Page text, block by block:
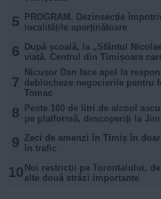
5
PROGRAM. Dezinsecție
localitățile aparținătoare
6
După școală, la „Sfântul
viață. Centrul din Timișoara
7
Nicușor Dan face apel la
deblocheze negocierile pentru
Tomac
8
Peste 100 de litri de alcool
pe platformă, descoperiți la
9 Zeci de amenzi în Timiș în
în trafic
10 Noi restricții pe Torontalului,
alte două străzi importante